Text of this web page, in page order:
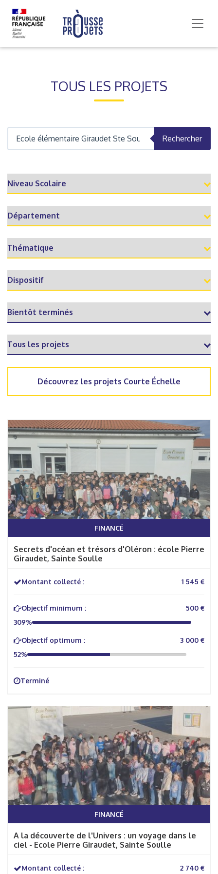
TOUS LES PROJETS
Rechercher
Découvrez les projets Courte Échelle
FINANCÉ
Secrets d'océan et trésors d'Oléron : école Pierre
Giraudet, Sainte Soulle
Montant collecté : 1 545 €
Objectif minimum :
500 €
309%
Objectif optimum :
3 000 €
52%
Terminé
FINANCÉ
A la découverte de l'Univers : un voyage dans le
ciel - Ecole Pierre Giraudet, Sainte Soulle
Montant collecté : 2 740 €